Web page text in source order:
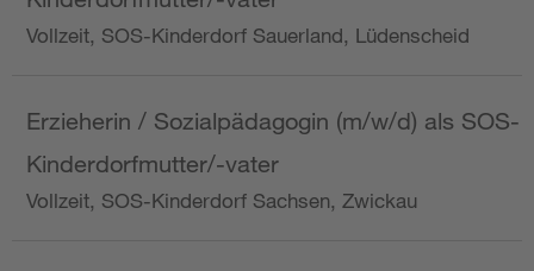
Vollzeit, SOS-Kinderdorf Sauerland, Lüdenscheid
Erzieherin / Sozialpädagogin (m/w/d) als SOS-
Kinderdorfmutter/-vater
Vollzeit, SOS-Kinderdorf Sachsen, Zwickau